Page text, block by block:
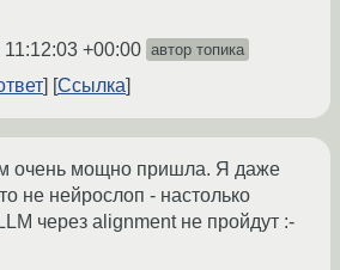
+00:00 автор топика
Ссылка
очень мощно пришла. Я даже
не нейрослоп - настолько
через alignment не пройдут :-